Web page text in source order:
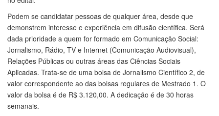
Podem se candidatar pessoas de qualquer área, desde que
demonstrem interesse e experiência em difusão científica. Será
dada prioridade a quem for formado em Comunicação Social:
Jornalismo, Rádio, TV e Internet (Comunicação Audiovisual),
Relações Públicas ou outras áreas das Ciências Sociais
Aplicadas. Trata-se de uma bolsa de Jornalismo Científico 2, de
valor correspondente ao das bolsas regulares de Mestrado 1. O
valor da bolsa é de R$ 3.120,00. A dedicação é de 30 horas
semanais.